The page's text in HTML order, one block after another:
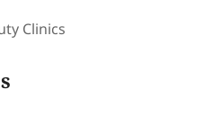
Clinics